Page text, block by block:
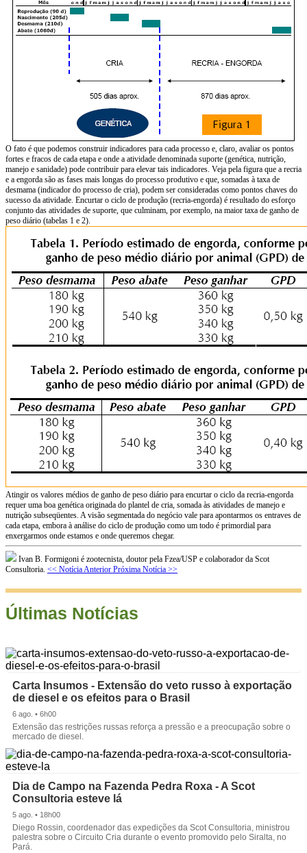
O fato é que podemos construir indicadores para cada processo e, claro, avaliar os pontos
fortes e fracos de cada etapa e onde a atividade denominada suporte (genética, nutrição,
manejo e sanidade) pode contribuir para elevar tais indicadores. Veja pela figura que a recria
e a engorda são as fases mais longas do processo produtivo e que, somadas à taxa de
desmama (indicador do processo de cria), podem ser consideradas como pontos chaves do
sucesso da atividade. Encurtar o ciclo de produção (recria-engorda) é resultado do esforço
conjunto das atividades de suporte, que culminam, por exemplo, na maior taxa de ganho de
peso diário (tabelas 1 e 2).
Atingir os valores médios de ganho de peso diário para encurtar o ciclo da recria-engorda
requer uma boa genética originada do plantel de cria, somada às atividades de manejo e
nutrição subseqüentes. A visão segmentada do negócio vale para apontarmos os entraves de
cada etapa, embora à análise do ciclo de produção como um todo é primordial para
enxergarmos onde estamos e onde queremos chegar.
Ivan B. Formigoni é zootecnista, doutor pela Fzea/USP e colaborador da Scot
Consultoria. << Notícia Anterior Próxima Notícia >>
Últimas Notícias
Carta Insumos - Extensão do veto russo à exportação
de diesel e os efeitos para o Brasil
6 ago. • 6h00
Extensão das restrições russas reforça a pressão e a preocupação sobre o
mercado de diesel.
Dia de Campo na Fazenda Pedra Roxa - A Scot
Consultoria esteve lá
5 ago. • 18h00
Diego Rossin, coordenador das expedições da Scot Consultoria, ministrou
palestra sobre o Circuito Cria durante o evento promovido pelo Siralta, no
Pará.